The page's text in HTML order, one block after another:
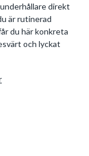
direkt
är rutinerad
du här konkreta
och lyckat